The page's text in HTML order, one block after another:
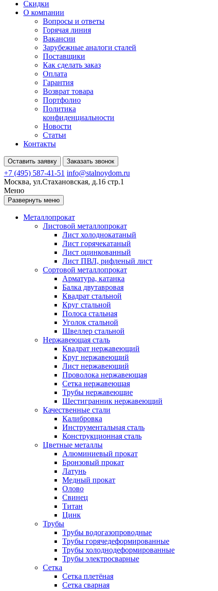
Скидки
О компании
Вопросы и ответы
Горячая линия
Вакансии
Зарубежные аналоги сталей
Поставщики
Как сделать заказ
Оплата
Гарантия
Возврат товара
Портфолио
Политика
конфиденциальности
Новости
Статьи
Контакты
Оставить заявку Заказать звонок
+7 (495) 587-41-51 info@stalnoydom.ru
Москва, ул.Стахановская, д.16 стр.1
Меню
Развернуть меню
Металлопрокат
Листовой металлопрокат
Лист холоднокатаный
Лист горячекатаный
Лист оцинкованный
Лист ПВЛ, рифленый лист
Сортовой металлопрокат
Арматура, катанка
Балка двутавровая
Квадрат стальной
Круг стальной
Полоса стальная
Уголок стальной
Швеллер стальной
Нержавеющая сталь
Квадрат нержавеющий
Круг нержавеющий
Лист нержавеющий
Проволока нержавеющая
Сетка нержавеющая
Трубы нержавеющие
Шестигранник нержавеющий
Качественные стали
Калибровка
Инструментальная сталь
Конструкционная сталь
Цветные металлы
Алюминиевый прокат
Бронзовый прокат
Латунь
Медный прокат
Олово
Свинец
Титан
Цинк
Трубы
Трубы водогазопроводные
Трубы горячедеформированные
Трубы холоднодеформированные
Трубы электросварные
Сетка
Сетка плетёная
Сетка сварная